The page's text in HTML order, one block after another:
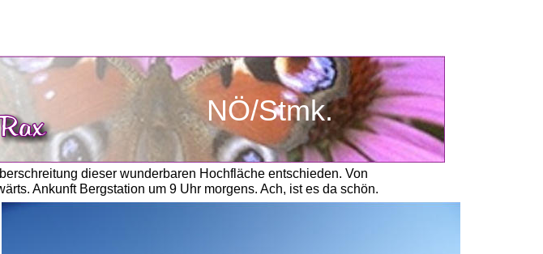
NÖ/Stmk.
dieser wunderbaren Hochfläche entschieden. Von
Ankunft Bergstation um 9 Uhr morgens. Ach, ist es da schön.